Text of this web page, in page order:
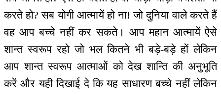
करते हो? सब योगी आत्मायें हो ना! जो दुनिया वाले करते हैं
वह आप बच्चे नहीं कर सकते। आप महान आत्मायें ऐसे
शान्त स्वरूप रहो जो भल कितने भी बड़े-बड़े हों लेकिन
आप शान्त स्वरूप आत्माओं को देख शान्ति की अनुभूति
करें और यही दिखाई दे कि यह साधारण बच्चे नहीं लेकिन